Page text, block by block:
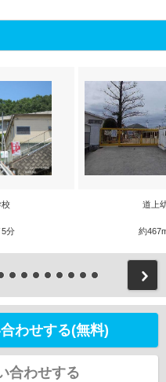
校
分
道上
約
わせする(無料)
合わせする